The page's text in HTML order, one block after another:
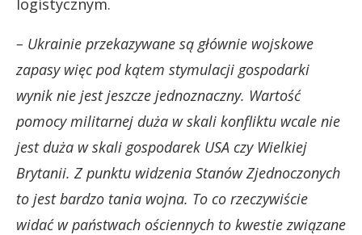
– Ukrainie przekazywane są głównie wojskowe
zapasy więc pod kątem stymulacji gospodarki
wynik nie jest jeszcze jednoznaczny. Wartość
pomocy militarnej duża w skali konfliktu wcale nie
jest duża w skali gospodarek USA czy Wielkiej
Brytanii. Z punktu widzenia Stanów Zjednoczonych
to jest bardzo tania wojna. To co rzeczywiście
widać w państwach ościennych to kwestie związane